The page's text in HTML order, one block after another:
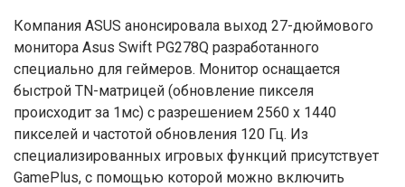
Компания ASUS анонсировала выход 27-дюймового
монитора Asus Swift PG278Q разработанного
специально для геймеров. Монитор оснащается
быстрой TN-матрицей (обновление пикселя
происходит за 1мс) с разрешением 2560 x 1440
пикселей и частотой обновления 120 Гц. Из
специализированных игровых функций присутствует
GamePlus, с помощью которой можно включить